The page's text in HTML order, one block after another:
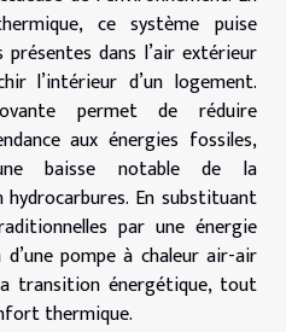
ce système puise
dans l’air extérieur
l’intérieur d’un logement.
permet de réduire
aux énergies fossiles,
baisse notable de la
En substituant
par une énergie
d’une pompe à chaleur air-air
transition énergétique, tout
thermique.